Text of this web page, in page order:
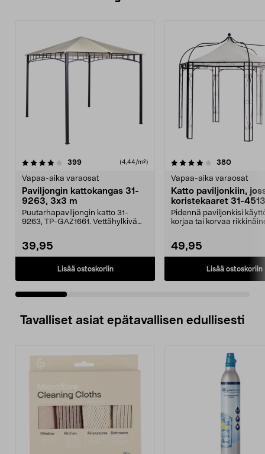
399arvostelut (4,44/m²)
Vapaa-aika varaosat
Paviljongin kattokangas 31-
9263, 3x3 m
Puutarhapaviljongin katto 31-
9263, TP-GAZ1661. Vettähylkivä
39,95
Lisää ostoskoriin
4.0 viidestä
380arvostelut
Vapaa-aika varaosat
Katto paviljonkiin,
koristekaaret 31-4513
Pidennä paviljonkisi
korjaa tai korvaa
49,95
Lisää ostoskoriin
5.0 viidestä
Tavalliset asiat epätavallisen edullisesti